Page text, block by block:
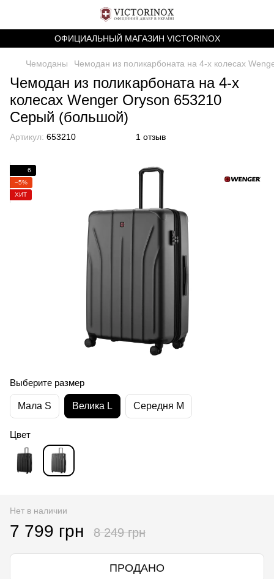
ОФИЦИАЛЬНЫЙ МАГАЗИН VICTORINOX
Чемоданы Чемодан из поликарбоната на 4-х колесах
Чемодан из поликарбоната на 4-х
колесах Wenger Oryson 653210
Серый (большой)
Артикул: 653210 1 отзыв
6
−5%
ХИТ
Выберите размер
Мала S Велика L Середня M
Цвет
Нет в наличии
7 799 грн 8 249 грн
ПРОДАНО